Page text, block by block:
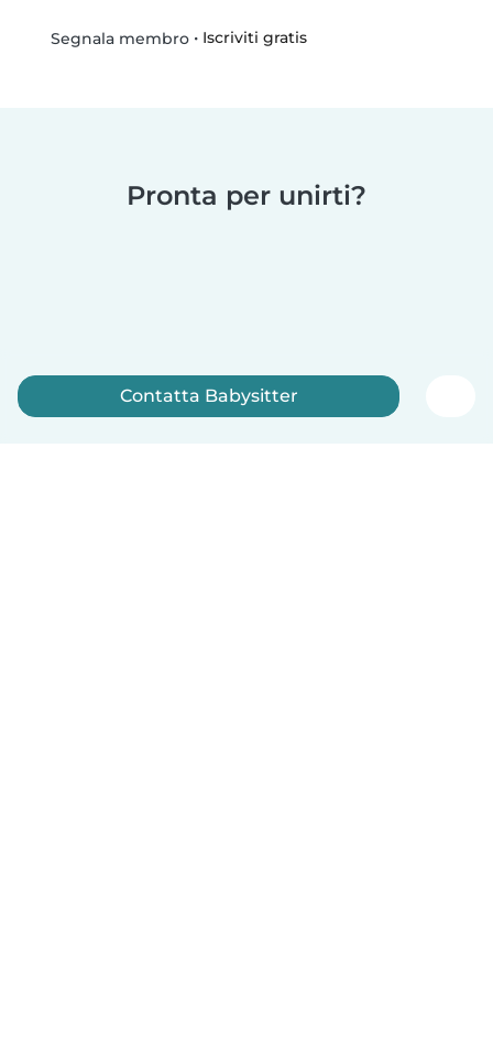
Segnala membro• Iscriviti gratis
Pronta per unirti?
Contatta Babysitter